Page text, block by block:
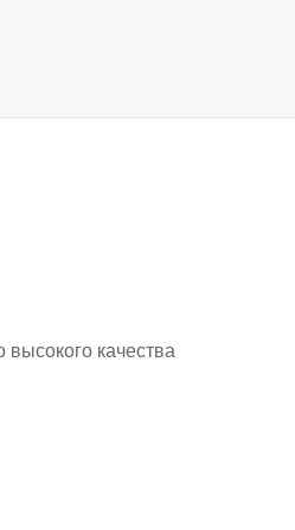
качества